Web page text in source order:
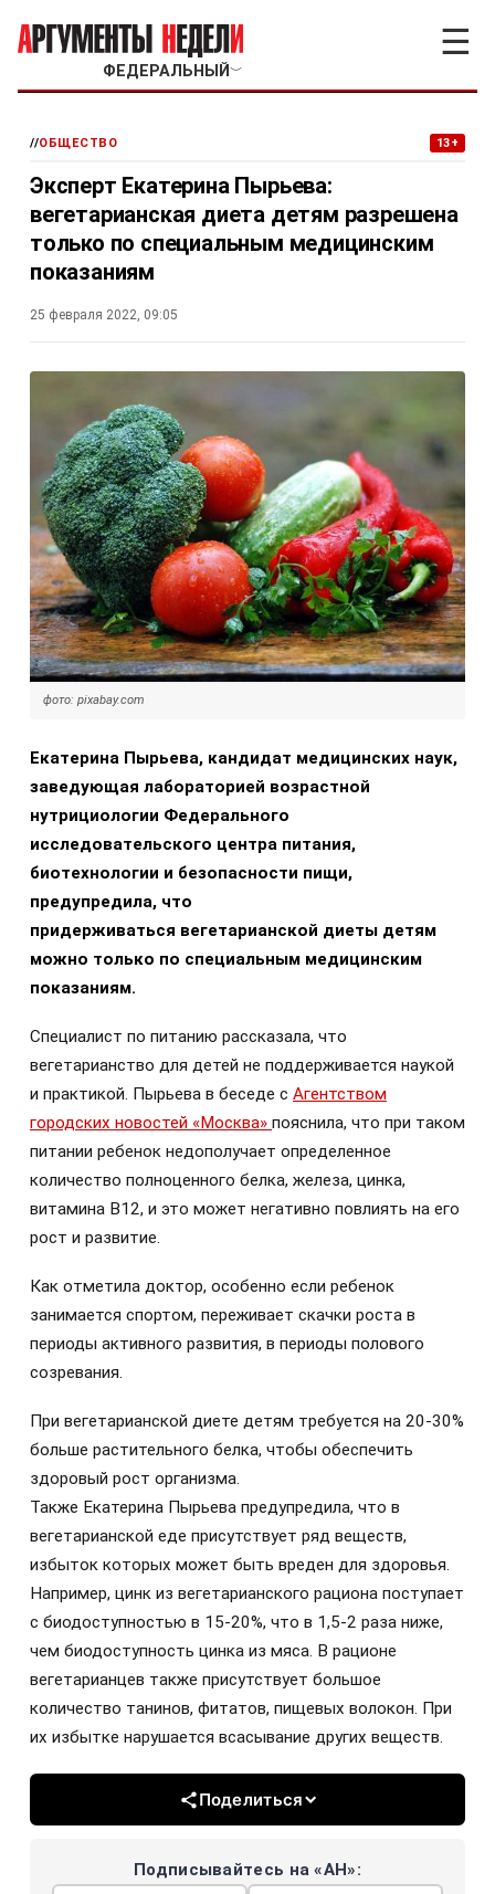
ФЕДЕРАЛЬНЫЙ ﹀
☰
//ОБЩЕСТВО 13+
Эксперт Екатерина Пырьева:
вегетарианская диета детям разрешена
только по специальным медицинским
показаниям
25 февраля 2022, 09:05
фото: pixabay.com
Екатерина Пырьева, кандидат медицинских наук,
заведующая лабораторией возрастной
нутрициологии Федерального
исследовательского центра питания,
биотехнологии и безопасности пищи,
предупредила, что
придерживаться вегетарианской диеты детям
можно только по специальным медицинским
показаниям.
Специалист по питанию рассказала, что
вегетарианство для детей не поддерживается наукой
и практикой. Пырьева в беседе с Агентством
городских новостей «Москва» пояснила, что при таком
питании ребенок недополучает определенное
количество полноценного белка, железа, цинка,
витамина В12, и это может негативно повлиять на его
рост и развитие.
Как отметила доктор, особенно если ребенок
занимается спортом, переживает скачки роста в
периоды активного развития, в периоды полового
созревания.
При вегетарианской диете детям требуется на 20-30%
больше растительного белка, чтобы обеспечить
здоровый рост организма.
Также Екатерина Пырьева предупредила, что в
вегетарианской еде присутствует ряд веществ,
избыток которых может быть вреден для здоровья.
Например, цинк из вегетарианского рациона поступает
с биодоступностью в 15-20%, что в 1,5-2 раза ниже,
чем биодоступность цинка из мяса. В рационе
вегетарианцев также присутствует большое
количество танинов, фитатов, пищевых волокон. При
их избытке нарушается всасывание других веществ.
Поделиться
Подписывайтесь на «АН»: